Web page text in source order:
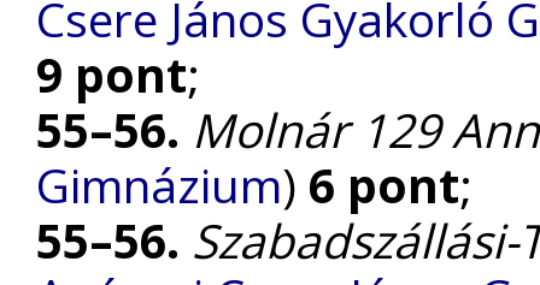
Csere János Gyakorló
9 pont;
55–56. Molnár 129
Gimnázium) 6 pont;
55–56. Szabadszállási-